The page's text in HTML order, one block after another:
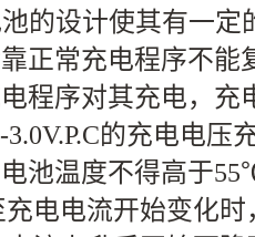
池的设计使其有一
正常充电程序不能
程序对其充电，充
3.0V.P.C的充电电压
池温度不得高于
电电流开始变化时